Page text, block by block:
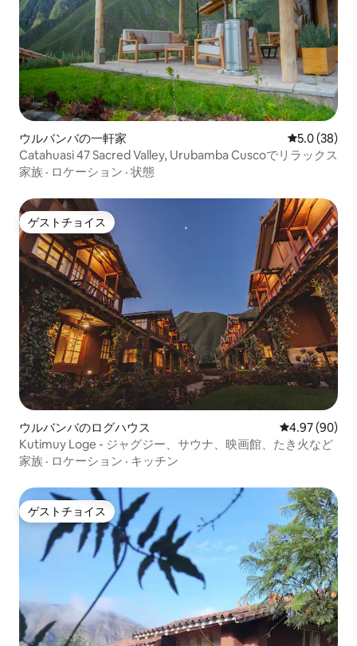
ウルバンバの一軒家 レビュー38
5.0 (38)
Catahuasi 47 Sacred Valley, Urubamba Cuscoでリラックス
家族 · ロケーション · 状態
ゲストチョイス
ゲストチョイス
ウルバンバのログハウス レビュー90
4.97 (90)
Kutimuy Loge - ジャグジー、サウナ、映画館、たき火など
家族 · ロケーション · キッチン
ゲストチョイス
ゲストチョイス